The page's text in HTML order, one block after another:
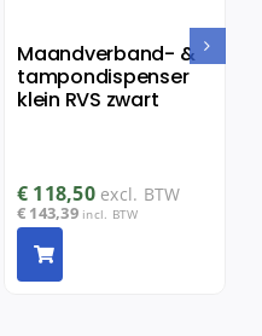
Maandverband- &
tampondispenser
klein RVS zwart
€ 118,50 excl. BTW
€ 143,39 incl. BTW